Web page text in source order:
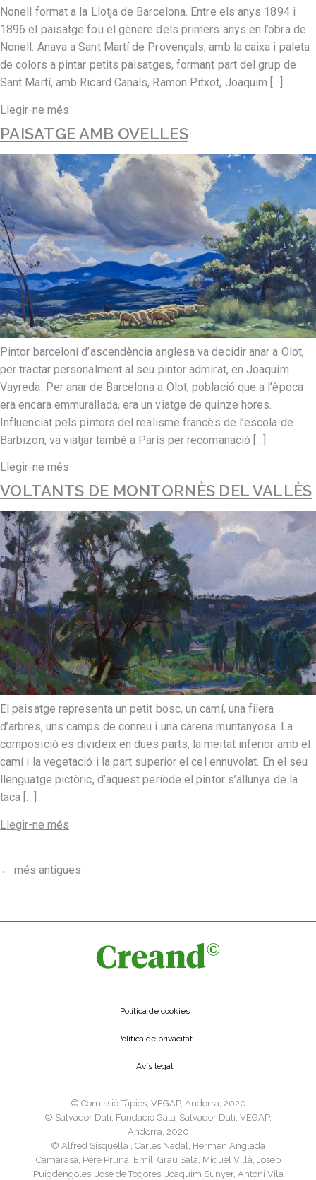
Nonell format a la Llotja de Barcelona. Entre els anys 1894 i
1896 el paisatge fou el gènere dels primers anys en l’obra de
Nonell. Anava a Sant Martí de Provençals, amb la caixa i paleta
de colors a pintar petits paisatges, formant part del grup de
Sant Martí, amb Ricard Canals, Ramon Pitxot, Joaquim […]
Llegir-ne més
PAISATGE AMB OVELLES
Pintor barceloní d’ascendència anglesa va decidir anar a Olot,
per tractar personalment al seu pintor admirat, en Joaquim
Vayreda. Per anar de Barcelona a Olot, població que a l’època
era encara emmurallada, era un viatge de quinze hores.
Influenciat pels pintors del realisme francès de l’escola de
Barbizon, va viatjar també a París per recomanació […]
Llegir-ne més
VOLTANTS DE MONTORNÈS DEL VALLÈS
El paisatge representa un petit bosc, un camí, una filera
d’arbres, uns camps de conreu i una carena muntanyosa. La
composició es divideix en dues parts, la meitat inferior amb el
camí i la vegetació i la part superior el cel ennuvolat. En el seu
llenguatge pictòric, d’aquest període el pintor s’allunya de la
taca […]
Llegir-ne més
← més antigues
Política de cookies
Política de privacitat
Avís legal
©️ Comissió Tàpies, VEGAP, Andorra, 2020
©️ Salvador Dalí, Fundació Gala-Salvador Dalí, VEGAP,
Andorra, 2020
©️ Alfred Sisquella , Carles Nadal, Hermen Anglada
Camarasa, Pere Pruna, Emili Grau Sala, Miquel Villà, Josep
Puigdengoles, Jose de Togores, Joaquim Sunyer, Antoni Vila